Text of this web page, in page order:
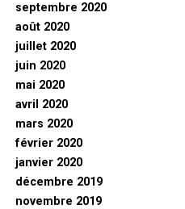
septembre 2020
août 2020
juillet 2020
juin 2020
mai 2020
avril 2020
mars 2020
février 2020
janvier 2020
décembre 2019
novembre 2019